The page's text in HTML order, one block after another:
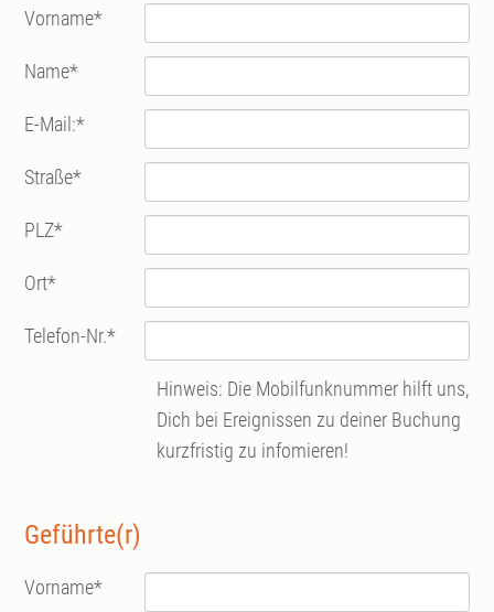
Vorname*
Name*
E-Mail:*
Straße*
PLZ*
Ort*
Telefon-Nr.*
Hinweis: Die Mobilfunknummer hilft uns,
Dich bei Ereignissen zu deiner Buchung
kurzfristig zu infomieren!
Geführte(r)
Vorname*